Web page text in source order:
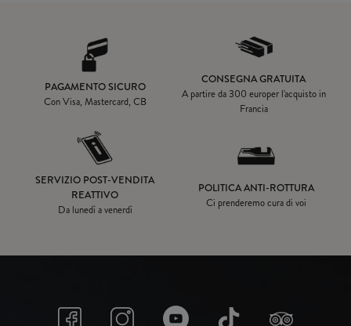
PAGAMENTO SICURO
Con Visa, Mastercard, CB
CONSEGNA GRATUITA
A partire da300 europer l'acquisto in
Francia
SERVIZIO POST-VENDITA
REATTIVO
Da lunedì a venerdì
POLITICA ANTI-ROTTURA
Ci prenderemo cura di voi